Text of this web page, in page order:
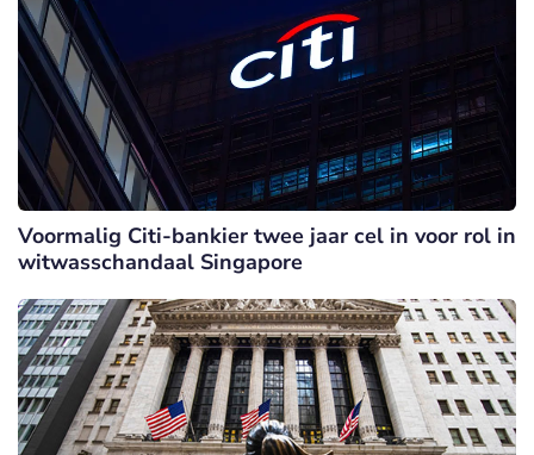
Voormalig Citi-bankier twee jaar cel in voor rol in
witwasschandaal Singapore